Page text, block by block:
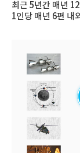
최근 5년간 매년
1인당 매년 6편 내